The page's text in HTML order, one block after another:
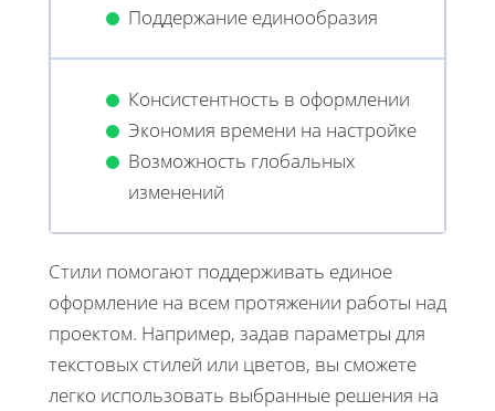
Поддержание единообразия
Консистентность в оформлении
Экономия времени на настройке
Возможность глобальных
изменений
Стили помогают поддерживать единое
оформление на всем протяжении работы над
проектом. Например, задав параметры для
текстовых стилей или цветов, вы сможете
легко использовать выбранные решения на